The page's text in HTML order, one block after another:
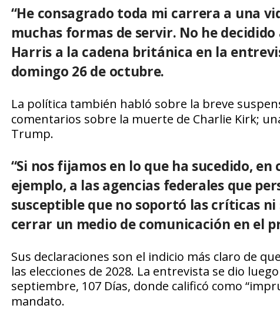
“He consagrado toda mi carrera a una
muchas formas de servir. No he
Harris a la cadena británica en la
domingo 26 de octubre.
La política también habló sobre la breve
comentarios sobre la muerte de Charlie Kirk;
Trump.
“Si nos fijamos en lo que ha sucedido,
ejemplo, a las agencias federales que
susceptible que no soportó las críticas
cerrar un medio de comunicación en el
Sus declaraciones son el indicio más claro de
las elecciones de 2028. La entrevista se dio
septiembre, 107 Días, donde calificó como
mandato.